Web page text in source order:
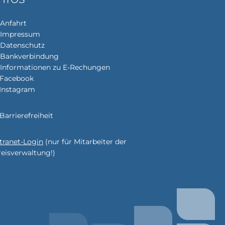
Anfahrt
Impressum
Datenschutz
Bankverbindung
Informationen zu E-Rechungen
Login (nur für Mitarbeiter der